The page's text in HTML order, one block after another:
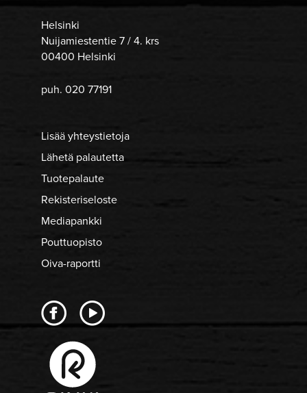
Helsinki
Nuijamiestentie 7 / 4. krs
00400 Helsinki
puh. 020 77191
Lisää yhteystietoja
Lähetä palautetta
Tuotepalaute
Rekisteriseloste
Mediapankki
Pouttuopisto
Oiva-raportti